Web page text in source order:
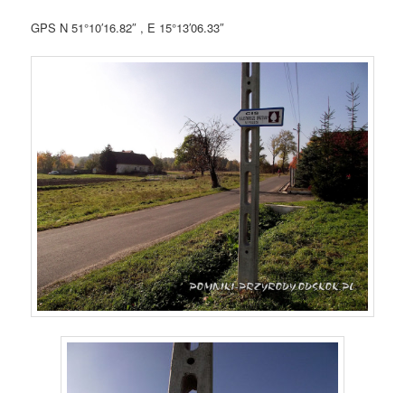
GPS N 51°10′16.82″ , E 15°13′06.33″